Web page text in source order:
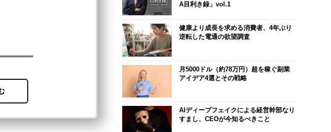
A目利き録」vol.1
健康より成長を求める消費者、4年ぶり
逆転した電通の欲望調査
月5000ドル（約78万円）超を稼ぐ副業
アイデア4選とその戦略
AIディープフェイクによる経営幹部なり
すまし、CEOが今知るべきこと